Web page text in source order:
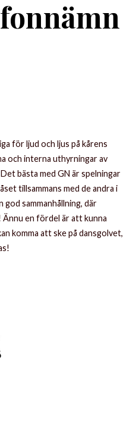
för ljud och ljus på kårens
och interna uthyrningar av
bästa med GN är spelningar
tillsammans med de andra i
sammanhållning, där
en fördel är att kunna
komma att ske på dansgolvet,